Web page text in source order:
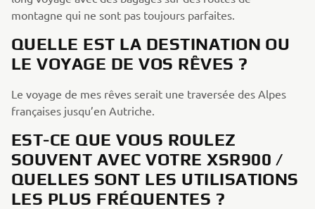
montagne qui ne sont pas toujours parfaites.
QUELLE EST LA DESTINATION OU
LE VOYAGE DE VOS RÊVES ?
Le voyage de mes rêves serait une traversée des Alpes
françaises jusqu’en Autriche.
EST-CE QUE VOUS ROULEZ
SOUVENT AVEC VOTRE XSR900 /
QUELLES SONT LES UTILISATIONS
LES PLUS FRÉQUENTES ?